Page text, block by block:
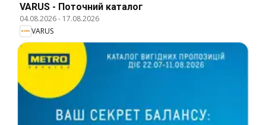
VARUS - Поточний каталог
04.08.2026- 17.08.2026
VARUS